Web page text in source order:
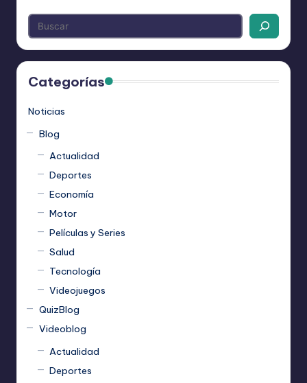
Categorías
Noticias
Blog
Actualidad
Deportes
Economía
Motor
Películas y Series
Salud
Tecnología
Videojuegos
QuizBlog
Videoblog
Actualidad
Deportes